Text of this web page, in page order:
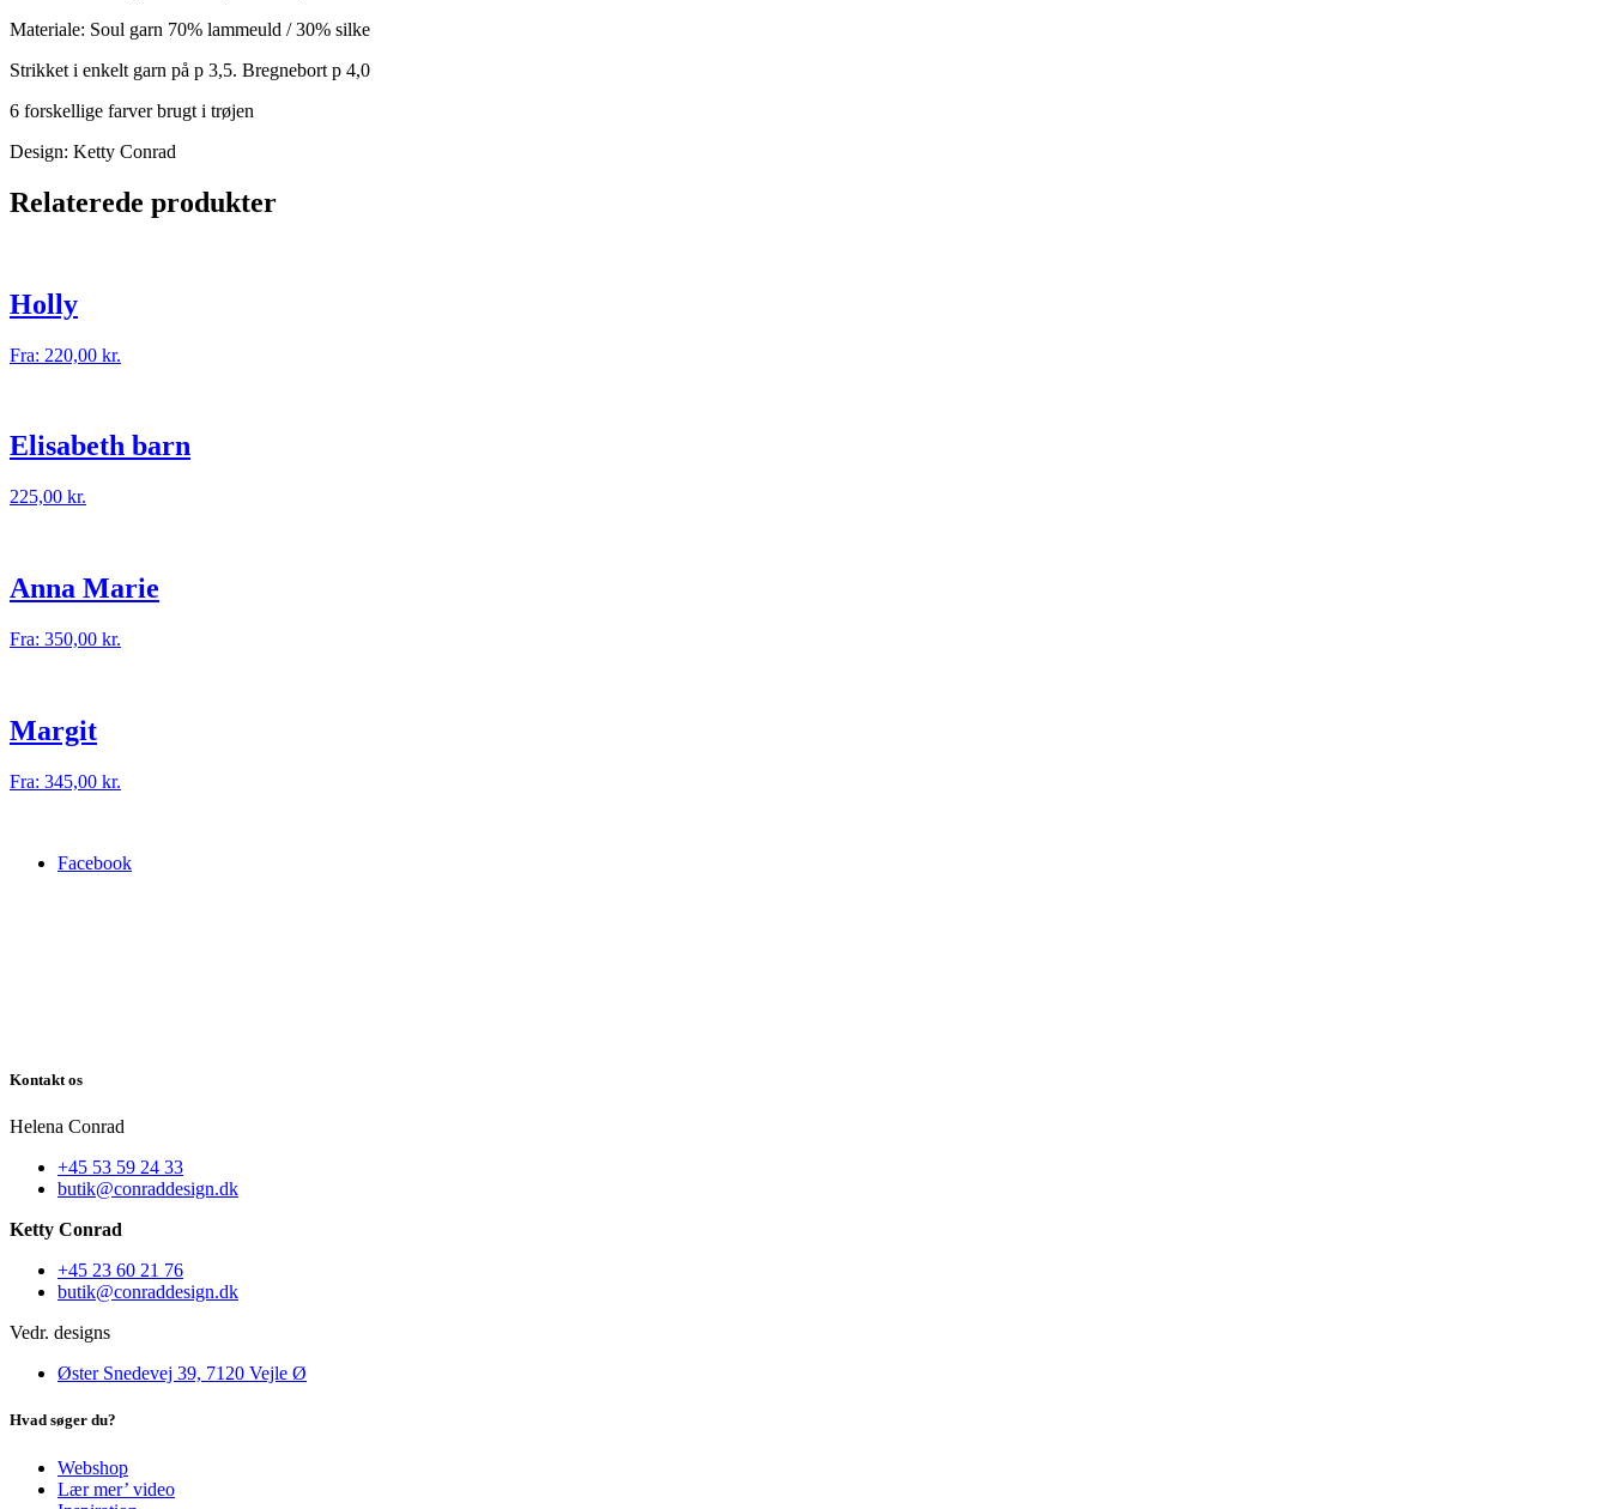
Materiale: Soul garn 70% lammeuld / 30% silke
Strikket i enkelt garn på p 3,5. Bregnebort p 4,0
6 forskellige farver brugt i trøjen
Design: Ketty Conrad
Relaterede produkter
Holly
Fra: 220,00 kr.
Elisabeth barn
225,00 kr.
Anna Marie
Fra: 350,00 kr.
Margit
Fra: 345,00 kr.
Facebook
Kontakt os
Helena Conrad
+45 53 59 24 33
butik@conraddesign.dk
Ketty Conrad
+45 23 60 21 76
butik@conraddesign.dk
Vedr. designs
Øster Snedevej 39, 7120 Vejle Ø
Hvad søger du?
Webshop
Lær mer’ video